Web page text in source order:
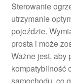
Sterowanie
utrzymanie
pojeździe.
prosta i może
Ważne jest, aby
kompatybilność